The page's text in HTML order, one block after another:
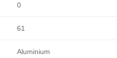
0
61
Aluminium